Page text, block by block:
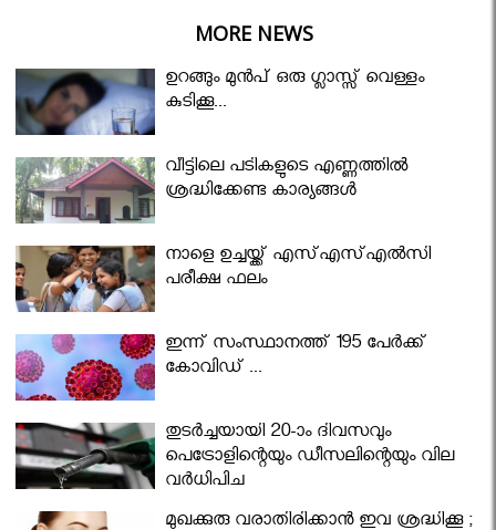
MORE NEWS
ഉറങ്ങും മുന്‍പ് ഒരു ഗ്ലാസ്സ് വെള്ളം
കുടിക്കൂ...
വീട്ടിലെ പടികളുടെ എണ്ണത്തിൽ
ശ്രദ്ധിക്കേണ്ട കാര്യങ്ങൾ
നാളെ ഉച്ചയ്ക്ക് എസ്എസ്എല്‍സി
പരീക്ഷ ഫലം
ഇന്ന് സംസ്ഥാനത്ത് 195 പേര്‍ക്ക്
കോവിഡ് ...
തുടർച്ചയായി 20-ാം ദിവസവും
പെട്രോളിന്റെയും ഡീസലിന്റെയും വില
വര്‍ധിപ്പിച്ചു
മുഖക്കുരു വരാതിരിക്കാന്‍ ഇവ ശ്രദ്ധിക്കൂ ;